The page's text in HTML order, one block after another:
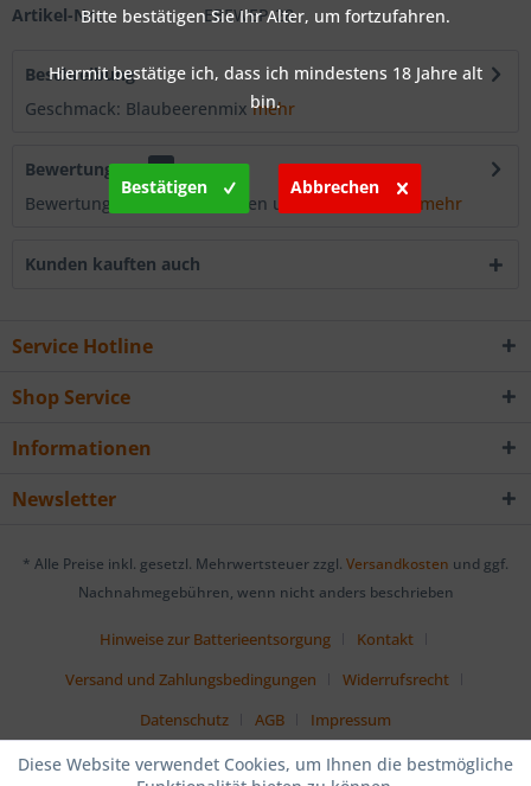
Artikel-Nr.: EBEWEP-28
Beschreibung
Geschmack: Blaubeerenmix mehr
Bewertungen
0
Bewertungen lesen, schreiben und diskutieren...
mehr
Kunden kauften auch
Service Hotline
Shop Service
Informationen
Newsletter
* Alle Preise inkl. gesetzl. Mehrwertsteuer zzgl. Versandkosten und ggf.
Nachnahmegebühren, wenn nicht anders beschrieben
Hinweise zur Batterieentsorgung
Kontakt
Versand und Zahlungsbedingungen
Widerrufsrecht
Datenschutz
AGB Impressum
Diese Website verwendet Cookies, um Ihnen die bestmögliche
Bitte bestätigen Sie Ihr Alter, um fortzufahren.
Hiermit bestätige ich, dass ich mindestens 18 Jahre alt
bin.
Bestätigen Abbrechen